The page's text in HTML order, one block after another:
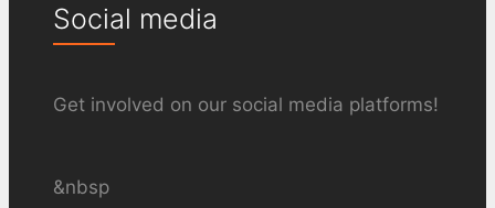
Social media
Get involved on our social media platforms!
&nbsp